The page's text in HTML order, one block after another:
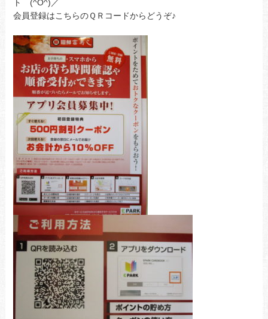
ト (^O^)／
会員登録はこちらのＱＲコードからどうぞ♪